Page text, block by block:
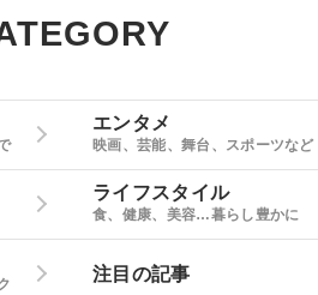
エンタメ
映画、芸能、舞台、スポーツなど
ライフスタイル
食、健康、美容…暮らし豊かに
注目の記事